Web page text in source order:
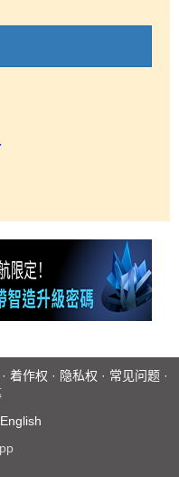
· 着作权 · 隐私权 · 常见问题 ·
English